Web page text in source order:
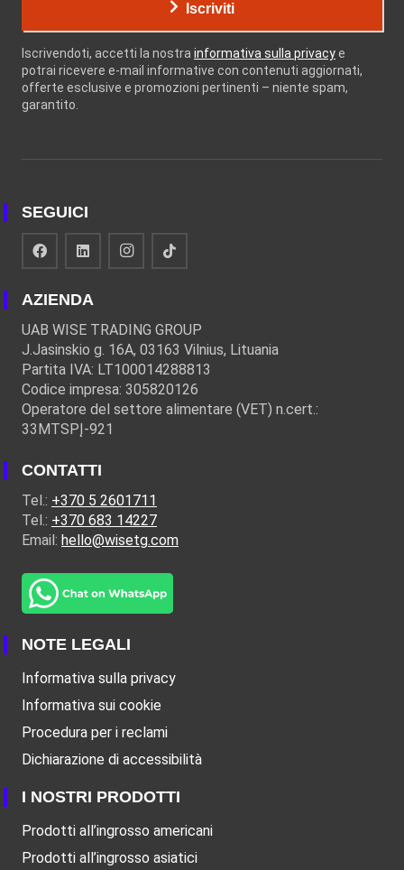
Iscriviti
Iscrivendoti, accetti la nostrainformativa sulla privacye
potrai ricevere e-mail informative con contenuti aggiornati,
offerte esclusive e promozioni pertinenti – niente spam,
garantito.
SEGUICI
AZIENDA
UAB WISE TRADING GROUP
J.Jasinskio g. 16A, 03163 Vilnius, Lituania
Partita IVA: LT100014288813
Codice impresa: 305820126
Operatore del settore alimentare (VET) n.cert.:
33MTSPĮ-921
CONTATTI
Tel.: +370 5 2601711
Tel.: +370 683 14227
Email: hello@wisetg.com
NOTE LEGALI
Informativa sulla privacy
Informativa sui cookie
Procedura per i reclami
Dichiarazione di accessibilità
I NOSTRI PRODOTTI
Prodotti all’ingrosso americani
Prodotti all’ingrosso asiatici